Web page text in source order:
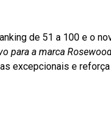
de 51 a 100 e o
para a marca
excepcionais e